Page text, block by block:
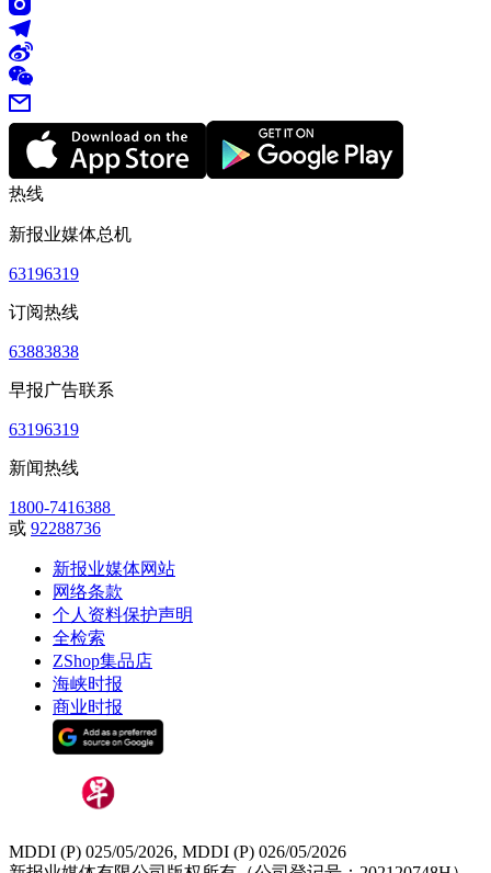
热线
新报业媒体总机
63196319
订阅热线
63883838
早报广告联系
63196319
新闻热线
1800-7416388
或 92288736
新报业媒体网站
网络条款
个人资料保护声明
全检索
ZShop集品店
海峡时报
商业时报
MDDI (P) 025/05/2026, MDDI (P) 026/05/2026